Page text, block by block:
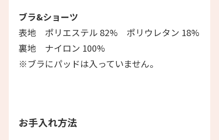
ブラ&ショーツ
表地 ポリエステル 82% ポリウレタン 18%
裏地 ナイロン 100%
※ブラにパッドは入っていません。
お手入れ方法